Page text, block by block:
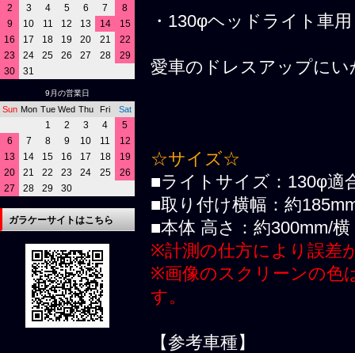
・130φヘッドライト車用
愛車のドレスアップに
☆サイズ☆
■ライトサイズ：130φ適
■取り付け横幅：約
■本体 高さ：約300mm/
※計測の仕方により誤差
※画像のスクリーンの色
す。
【参考車種】
2
3 4 5 6 7
8
9
10 11 12 13 14
15
16
17 18 19 20 21
22
23
24 25 26 27 28
29
30
31
9月の営業日
Sun Mon Tue Wed Thu Fri Sat
1 2 3 4
5
6
7 8 9 10 11
12
13
14 15 16 17 18
19
20
21 22 23 24 25
26
27
28 29 30
ガラケーサイトはこちら